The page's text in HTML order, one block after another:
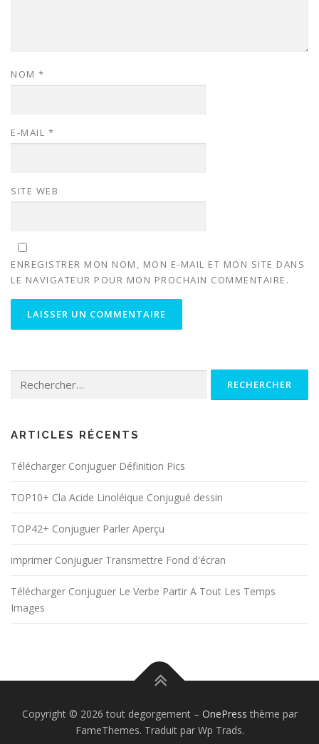
NOM *
E-MAIL *
SITE WEB
ENREGISTRER MON NOM, MON E-MAIL ET MON SITE DANS
LE NAVIGATEUR POUR MON PROCHAIN COMMENTAIRE.
ARTICLES RÉCENTS
Télécharger Conjuguer Définition Pics
TOP10+ Cla Acide Linoléique Conjugué dessin
TOP42+ Conjuguer Parler Aperçu
imprimer Conjuguer Transmettre Fond d'écran
Télécharger Conjuguer Le Verbe Partir A Tout Les Temps
Images
Copyright © 2026 tout degorgement – OnePress thème par
FameThemes. Traduit par Wp Trads.